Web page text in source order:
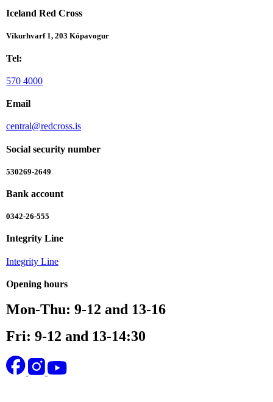
Iceland Red Cross
Víkurhvarf 1, 203 Kópavogur
Tel:
570 4000
Email
central@redcross.is
Social security number
530269-2649
Bank account
0342-26-555
Integrity Line
Integrity Line
Opening hours
Mon-Thu: 9-12 and 13-16
Fri: 9-12 and 13-14:30